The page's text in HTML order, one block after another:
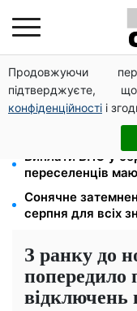
Продовжуючи
конфіденційності і
120 000 грн на
хочуть поширити
Пенсія по
до 10 625 грн —
Виплати ВПО у
переселенців
Сонячне
серпня для всіх
З ранку до
попередило
відключень